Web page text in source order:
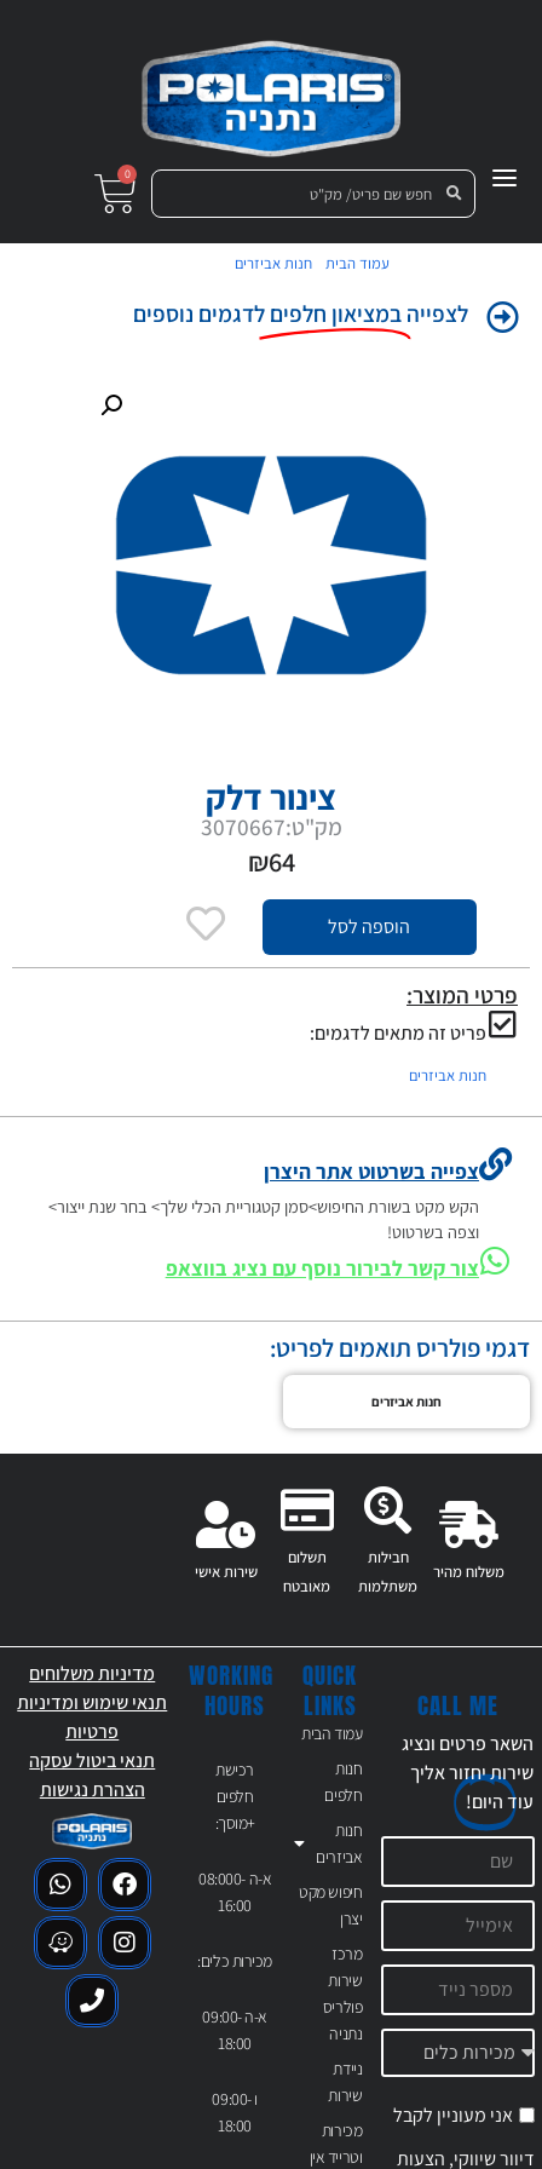
0
עמוד הבית חנות אביזרים
לצפייהבמציאון חלפים לדגמים נוספים
צינור דלק
מק"ט:3070667
₪64
הוספה לסל
פרטי המוצר:
פריט זה מתאים לדגמים:
חנות אביזרים
צפייה בשרטוט אתר היצרן
הקש מקט בשורת החיפוש>סמן קטגוריית הכלי שלך> בחר שנת ייצור>
וצפה בשרטוט!
צור קשר לבירור נוסף עם נציג בווצאפ
דגמי פולריס תואמים לפריט:
חנות אביזרים
משלוח מהיר
חבילות
משתלמות
תשלום
מאובטח
שירות אישי
QUICK
LINKS
עמוד הבית
חנות
חלפים
חנות
אביזרים
חיפוש מקט
יצרן
מרכז
שירות
פולריס
נתניה
ניידת
שירות
מכירות
וטרייד אין
WORKING
HOURS
רכישת
חלפים
+מוסך:
א-ה 08:000-
16:00
מכירות כלים:
א-ה 09:00-
18:00
ו 09:00-
18:00
CALL ME
השאר פרטים ונציג
שירות יחזור אליך
עודהיום!
אני מעוניין לקבל
דיוור שיווקי, הצעות
מדיניות משלוחים
תנאי שימוש ומדיניות
פרטיות
תנאי ביטול עסקה
הצהרת נגישות